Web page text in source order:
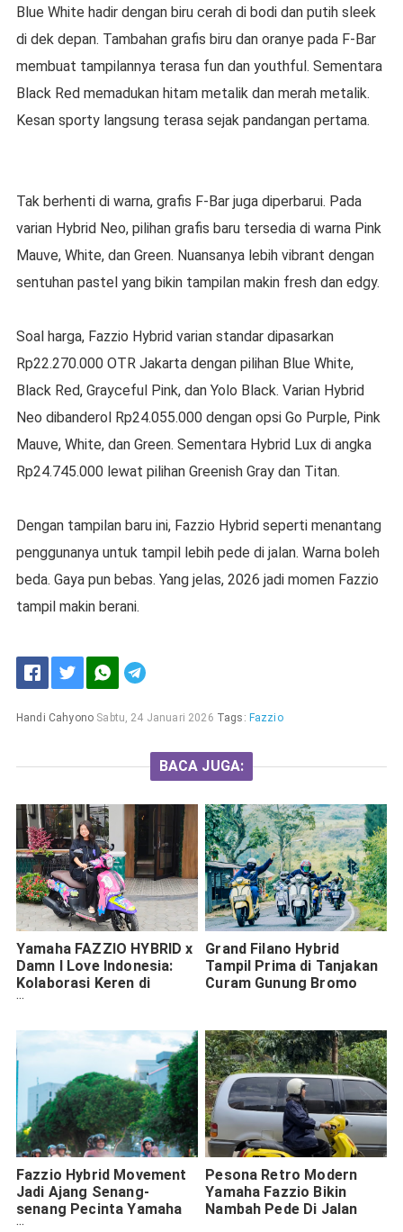
Blue White hadir dengan biru cerah di bodi dan putih sleek
di dek depan. Tambahan grafis biru dan oranye pada F-Bar
membuat tampilannya terasa fun dan youthful. Sementara
Black Red memadukan hitam metalik dan merah metalik.
Kesan sporty langsung terasa sejak pandangan pertama.
Tak berhenti di warna, grafis F-Bar juga diperbarui. Pada
varian Hybrid Neo, pilihan grafis baru tersedia di warna Pink
Mauve, White, dan Green. Nuansanya lebih vibrant dengan
sentuhan pastel yang bikin tampilan makin fresh dan edgy.
Soal harga, Fazzio Hybrid varian standar dipasarkan
Rp22.270.000 OTR Jakarta dengan pilihan Blue White,
Black Red, Grayceful Pink, dan Yolo Black. Varian Hybrid
Neo dibanderol Rp24.055.000 dengan opsi Go Purple, Pink
Mauve, White, dan Green. Sementara Hybrid Lux di angka
Rp24.745.000 lewat pilihan Greenish Gray dan Titan.
Dengan tampilan baru ini, Fazzio Hybrid seperti menantang
penggunanya untuk tampil lebih pede di jalan. Warna boleh
beda. Gaya pun bebas. Yang jelas, 2026 jadi momen Fazzio
tampil makin berani.
Handi Cahyono Sabtu, 24 Januari 2026 Tags: Fazzio
BACA JUGA:
Yamaha FAZZIO HYBRID x
Damn I Love Indonesia:
Kolaborasi Keren di
Surabaya untuk Generasi
Grand Filano Hybrid
Tampil Prima di Tanjakan
Curam Gunung Bromo
Fazzio Hybrid Movement
Jadi Ajang Senang-
senang Pecinta Yamaha
Surabaya
Pesona Retro Modern
Yamaha Fazzio Bikin
Nambah Pede Di Jalan